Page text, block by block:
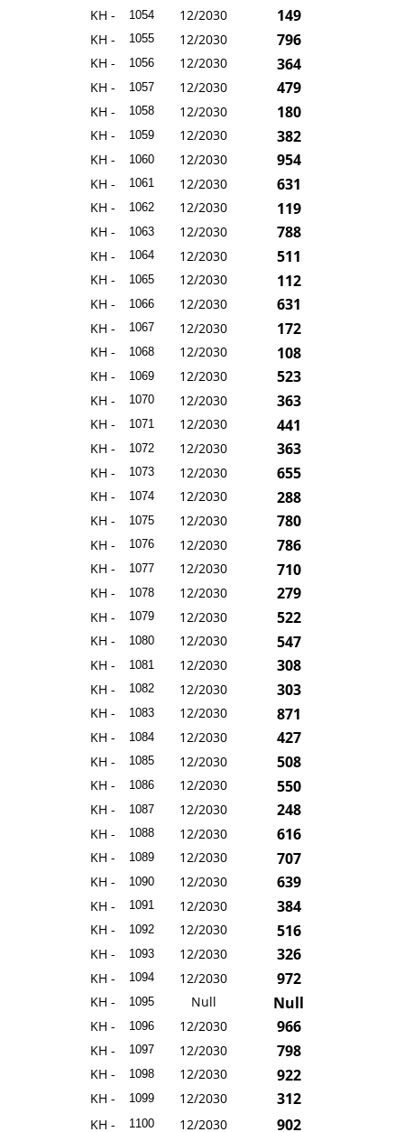
KH - 1054 12/2030 149
KH - 1055 12/2030 796
KH - 1056 12/2030 364
KH - 1057 12/2030 479
KH - 1058 12/2030 180
KH - 1059 12/2030 382
KH - 1060 12/2030 954
KH - 1061 12/2030 631
KH - 1062 12/2030 119
KH - 1063 12/2030 788
KH - 1064 12/2030 511
KH - 1065 12/2030 112
KH - 1066 12/2030 631
KH - 1067 12/2030 172
KH - 1068 12/2030 108
KH - 1069 12/2030 523
KH - 1070 12/2030 363
KH - 1071 12/2030 441
KH - 1072 12/2030 363
KH - 1073 12/2030 655
KH - 1074 12/2030 288
KH - 1075 12/2030 780
KH - 1076 12/2030 786
KH - 1077 12/2030 710
KH - 1078 12/2030 279
KH - 1079 12/2030 522
KH - 1080 12/2030 547
KH - 1081 12/2030 308
KH - 1082 12/2030 303
KH - 1083 12/2030 871
KH - 1084 12/2030 427
KH - 1085 12/2030 508
KH - 1086 12/2030 550
KH - 1087 12/2030 248
KH - 1088 12/2030 616
KH - 1089 12/2030 707
KH - 1090 12/2030 639
KH - 1091 12/2030 384
KH - 1092 12/2030 516
KH - 1093 12/2030 326
KH - 1094 12/2030 972
KH - 1095 Null Null
KH - 1096 12/2030 966
KH - 1097 12/2030 798
KH - 1098 12/2030 922
KH - 1099 12/2030 312
KH - 1100 12/2030 902